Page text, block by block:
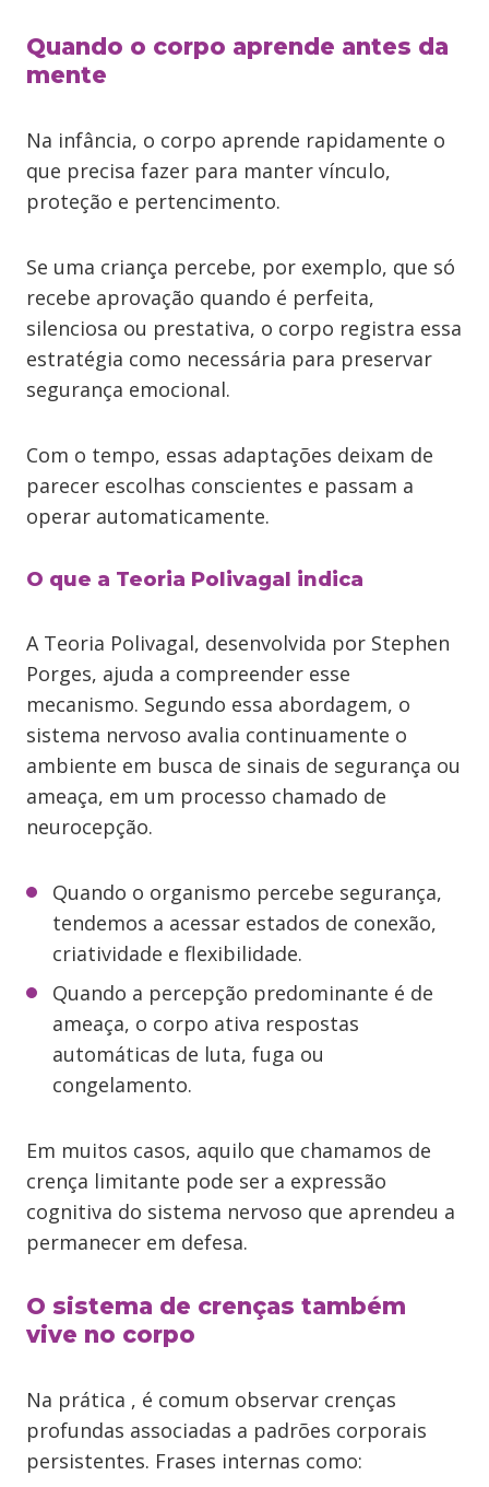
Quando o corpo aprende antes da
mente
Na infância, o corpo aprende rapidamente o
que precisa fazer para manter vínculo,
proteção e pertencimento.
Se uma criança percebe, por exemplo, que só
recebe aprovação quando é perfeita,
silenciosa ou prestativa, o corpo registra essa
estratégia como necessária para preservar
segurança emocional.
Com o tempo, essas adaptações deixam de
parecer escolhas conscientes e passam a
operar automaticamente.
O que a Teoria Polivagal indica
A Teoria Polivagal, desenvolvida por Stephen
Porges, ajuda a compreender esse
mecanismo. Segundo essa abordagem, o
sistema nervoso avalia continuamente o
ambiente em busca de sinais de segurança ou
ameaça, em um processo chamado de
neurocepção.
Quando o organismo percebe segurança,
tendemos a acessar estados de conexão,
criatividade e flexibilidade.
Quando a percepção predominante é de
ameaça, o corpo ativa respostas
automáticas de luta, fuga ou
congelamento.
Em muitos casos, aquilo que chamamos de
crença limitante pode ser a expressão
cognitiva do sistema nervoso que aprendeu a
permanecer em defesa.
O sistema de crenças também
vive no corpo
Na prática , é comum observar crenças
profundas associadas a padrões corporais
persistentes. Frases internas como: